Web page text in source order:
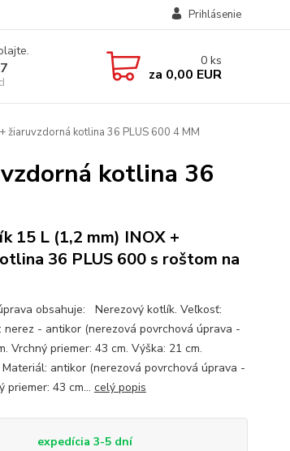
Prihlásenie
0 ks
za 0,00 EUR
žiaruvzdorná kotlina 36 PLUS 600 4 MM
kotlina 36
15 L (1,2 mm) INOX +
36 PLUS 600 s roštom na
obsahuje: Nerezový kotlík. Veľkosť:
nerez - antikor (nerezová povrchová úprava -
Vrchný priemer: 43 cm. Výška: 21 cm.
antikor (nerezová povrchová úprava -
priemer: 43 cm... celý popis
expedícia 3-5 dní